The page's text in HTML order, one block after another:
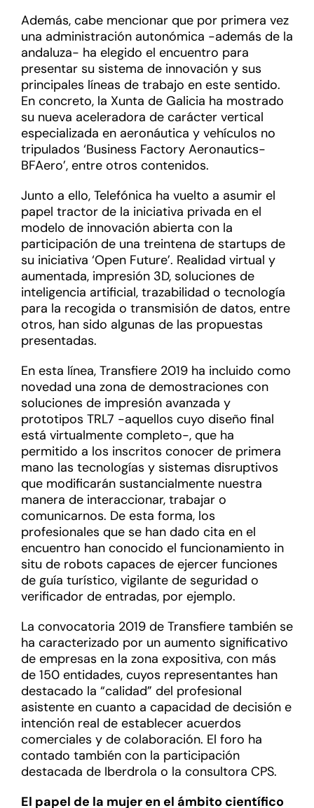
Además, cabe mencionar que por primera vez
una administración autonómica -además de la
andaluza- ha elegido el encuentro para
presentar su sistema de innovación y sus
principales líneas de trabajo en este sentido.
En concreto, la Xunta de Galicia ha mostrado
su nueva aceleradora de carácter vertical
especializada en aeronáutica y vehículos no
tripulados ‘Business Factory Aeronautics-
BFAero’, entre otros contenidos.
Junto a ello, Telefónica ha vuelto a asumir el
papel tractor de la iniciativa privada en el
modelo de innovación abierta con la
participación de una treintena de startups de
su iniciativa ‘Open Future’. Realidad virtual y
aumentada, impresión 3D, soluciones de
inteligencia artificial, trazabilidad o tecnología
para la recogida o transmisión de datos, entre
otros, han sido algunas de las propuestas
presentadas.
En esta línea, Transfiere 2019 ha incluido como
novedad una zona de demostraciones con
soluciones de impresión avanzada y
prototipos TRL7 -aquellos cuyo diseño final
está virtualmente completo-, que ha
permitido a los inscritos conocer de primera
mano las tecnologías y sistemas disruptivos
que modificarán sustancialmente nuestra
manera de interaccionar, trabajar o
comunicarnos. De esta forma, los
profesionales que se han dado cita en el
encuentro han conocido el funcionamiento in
situ de robots capaces de ejercer funciones
de guía turístico, vigilante de seguridad o
verificador de entradas, por ejemplo.
La convocatoria 2019 de Transfiere también se
ha caracterizado por un aumento significativo
de empresas en la zona expositiva, con más
de 150 entidades, cuyos representantes han
destacado la “calidad” del profesional
asistente en cuanto a capacidad de decisión e
intención real de establecer acuerdos
comerciales y de colaboración. El foro ha
contado también con la participación
destacada de Iberdrola o la consultora CPS.
El papel de la mujer en el ámbito científico